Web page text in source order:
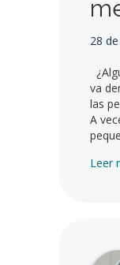
28
va
las
A
Leer